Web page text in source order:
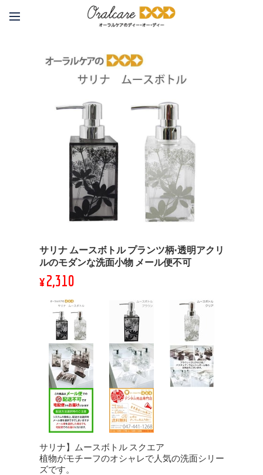
サリナ ムースボトル プランツ柄×透明アクリ
ルのモダンな洗面小物 メール便不可
¥2,310
サリナ】ムースボトル スクエア
植物がモチーフのオシャレで人気の洗面シリー
ズです。